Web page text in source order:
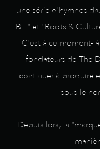
une série d'hymnes
Bill" et "Roots &
C'est à ce moment-
fondateurs de The
continuer à produire
sous le
Depuis lors, la